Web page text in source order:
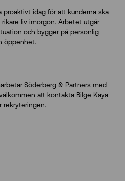
proaktivt idag för att kunderna ska
liv imorgon. Arbetet utgår
och bygger på personlig
öppenhet.
Söderberg & Partners med
att kontakta Bilge Kaya
rekryteringen.